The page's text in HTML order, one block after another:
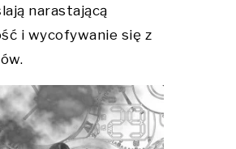
narastającą
i wycofywanie się z